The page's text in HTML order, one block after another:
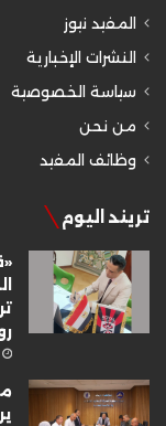
المفيد نيوز
النشرات الإخبارية
سياسة الخصوصية
من نحن
وظائف المفيد
تريند اليوم